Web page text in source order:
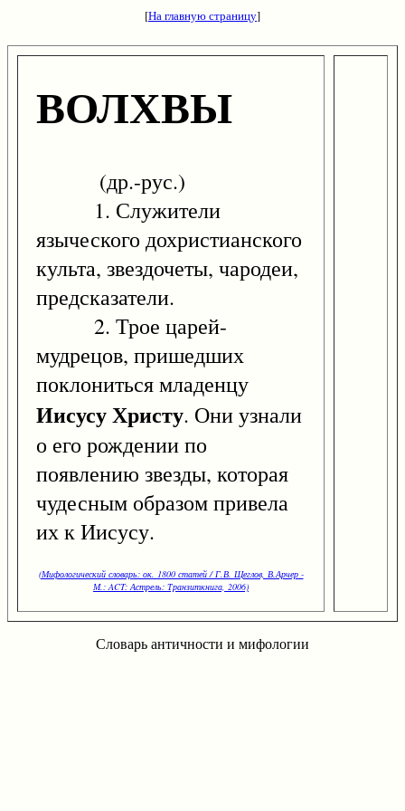
[На главную страницу]
ВОЛХВЫ
(др.-рус.)
1. Служители
языческого дохристианского
культа, звездочеты, чародеи,
предсказатели.
2. Трое царей-
мудрецов, пришедших
поклониться младенцу
Иисусу Христу. Они узнали
о его рождении по
появлению звезды, которая
чудесным образом привела
их к Иисусу.
(Мифологический словарь: ок. 1800 статей / Г.В. Щеглов, В.Арчер -
М.: ACT: Астрель: Транзиткнига, 2006)
Словарь античности и мифологии